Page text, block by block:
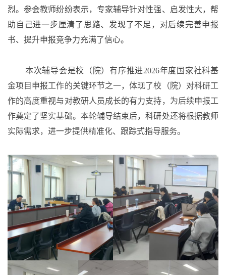
烈。参会教师纷纷表示，专家辅导针对性强、启发性大，帮
助自己进一步厘清了思路、 发现了不足，对后续完善申报
书、提升申报竞争力充满了信心。
本次辅导会是校（院）有序推进2026年度国家社科基
金项目申报工作的关键环节之一，体现了校（院）对科研工
作的高度重视与对教研人员成长的有力支持，为后续申报工
作奠定了坚实基础。本轮辅导结束后，科研处还将根据教师
实际需求，进一步提供精准化、跟踪式指导服务。